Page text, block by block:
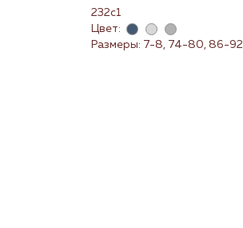
232с1
Цвет:
Размеры: 7-8, 74-80, 86-92